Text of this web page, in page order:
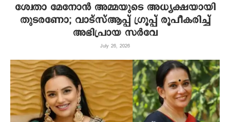
ശ്വേതാ മേനോന്‍ അമ്മയുടെ അധ്യക്ഷയായി
തുടരണോ; വാട്‌സ്ആപ്പ് ഗ്രൂപ്പ് രൂപീകരിച്ച്
അഭിപ്രായ സര്‍വേ
July 26, 2026